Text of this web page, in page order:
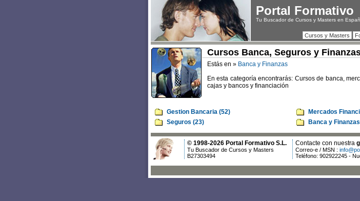
Portal Formativo
Tu Buscador de Cursos y Masters en
Cursos y Masters
Cursos Banca, Seguros y
Estás en » Banca y Finanzas
En esta categoría encontrarás: Cursos de banca,
cajas y bancos y financiación
Gestion Bancaria (52)
Mercados
Seguros (23)
Banca y
© 1998-2026 Portal Formativo S.L.
Tu Buscador de Cursos y Masters
B27303494
Contacte con nuestra
Correo-e / MSN :
Teléfono: 902922245 -